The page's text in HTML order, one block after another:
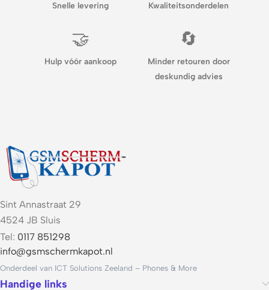
Snelle levering Kwaliteitsonderdelen
🤝
Hulp vóór aankoop
🔄
Minder retouren door
deskundig advies
Sint Annastraat 29
4524 JB Sluis
Tel: 0117 851298
info@gsmschermkapot.nl
Onderdeel van ICT Solutions Zeeland – Phones & More
Handige links